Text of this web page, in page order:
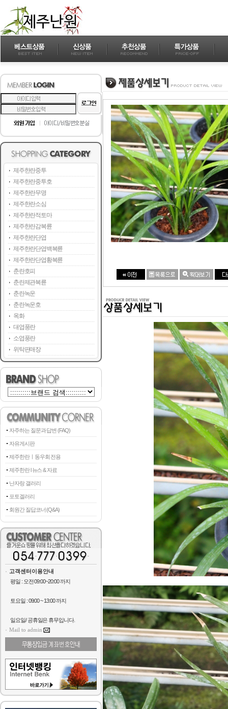
제주한란중투
제주한란중투호
제주한란무명
제주한란소심
제주한란적토마
제주한란감복륜
제주한란단엽
제주한란단엽백복륜
제주한란단엽황복륜
춘란호피
춘란제관복륜
춘란녹운
춘란녹운호
옥화
대엽풍란
소엽풍란
위탁판매장
자주하는 질문과 답변 (FAQ)
자유게시판
제주한란ㅣ동우회 전용
제주한란 l 뉴스 & 자료
난자랑 갤러리
포토겔러리
회원간 질답코너 (Q&A)
고객센터이용안내
평일 : 오전 09:00~20:00 까지
토요일 : 09:00 ~ 13:00 까지
일요일/ 공휴일은 휴무입니다.
Mail to admin